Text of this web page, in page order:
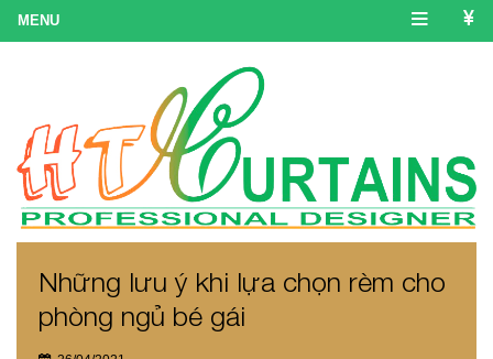
Những lưu ý khi lựa chọn rèm cho
phòng ngủ bé gái